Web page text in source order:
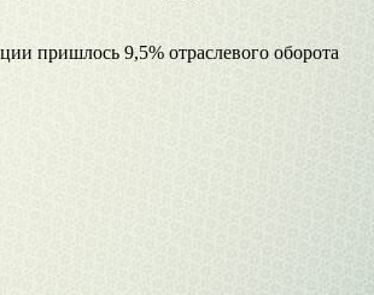
пришлось 9,5% отраслевого оборота